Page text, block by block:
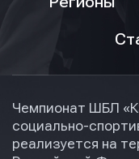
Чемпионат ШБЛ
социально-
реализуется на